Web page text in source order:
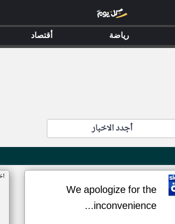
أجدد الاخبار
We apologize for the
inconvenience...
رياضة أقتصاد